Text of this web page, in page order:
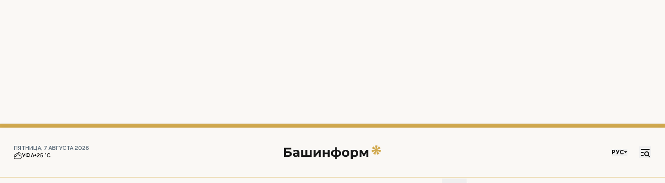
ПЯТНИЦА, 7 АВГУСТА 2026
УФА+25 °С РУС